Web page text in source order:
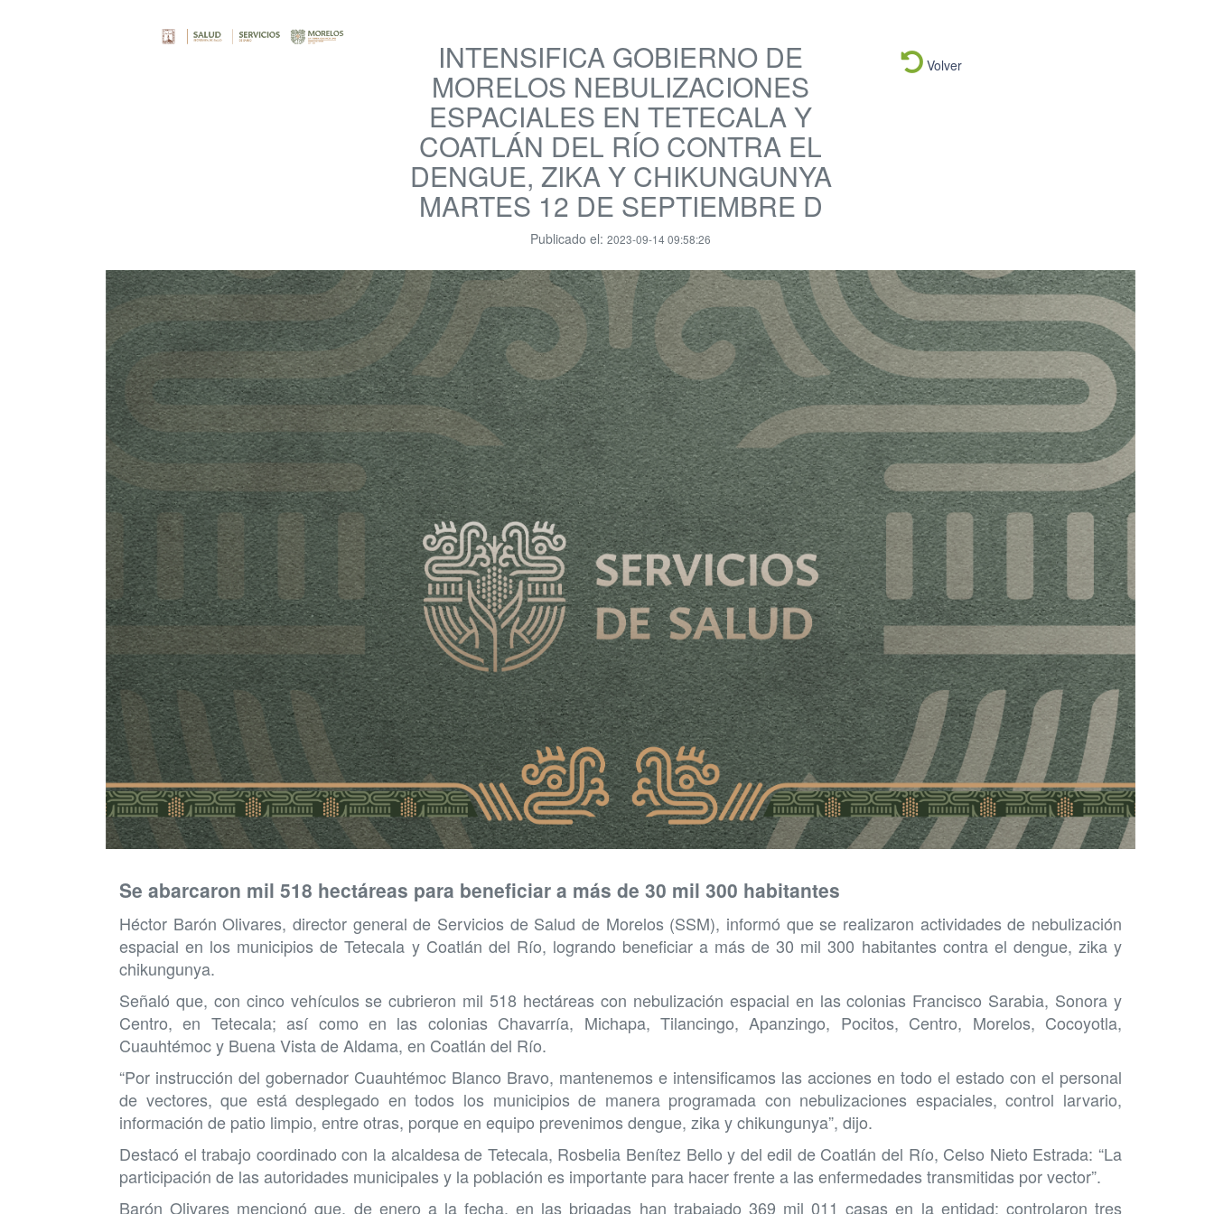
INTENSIFICA GOBIERNO DE
MORELOS NEBULIZACIONES
ESPACIALES EN TETECALA Y
COATLÁN DEL RÍO CONTRA EL
DENGUE, ZIKA Y CHIKUNGUNYA
MARTES 12 DE SEPTIEMBRE D
Publicado el: 2023-09-14 09:58:26
Volver
Se abarcaron mil 518 hectáreas para beneficiar a más de 30 mil 300 habitantes
Héctor Barón Olivares, director general de Servicios de Salud de Morelos (SSM), informó que se realizaron actividades de nebulización
espacial en los municipios de Tetecala y Coatlán del Río, logrando beneficiar a más de 30 mil 300 habitantes contra el dengue, zika y
chikungunya.
Señaló que, con cinco vehículos se cubrieron mil 518 hectáreas con nebulización espacial en las colonias Francisco Sarabia, Sonora y
Centro, en Tetecala; así como en las colonias Chavarría, Michapa, Tilancingo, Apanzingo, Pocitos, Centro, Morelos, Cocoyotla,
Cuauhtémoc y Buena Vista de Aldama, en Coatlán del Río.
“Por instrucción del gobernador Cuauhtémoc Blanco Bravo, mantenemos e intensificamos las acciones en todo el estado con el personal
de vectores, que está desplegado en todos los municipios de manera programada con nebulizaciones espaciales, control larvario,
información de patio limpio, entre otras, porque en equipo prevenimos dengue, zika y chikungunya”, dijo.
Destacó el trabajo coordinado con la alcaldesa de Tetecala, Rosbelia Benítez Bello y del edil de Coatlán del Río, Celso Nieto Estrada: “La
participación de las autoridades municipales y la población es importante para hacer frente a las enfermedades transmitidas por vector”.
Barón Olivares mencionó que, de enero a la fecha, en las brigadas han trabajado 369 mil 011 casas en la entidad; controlaron tres